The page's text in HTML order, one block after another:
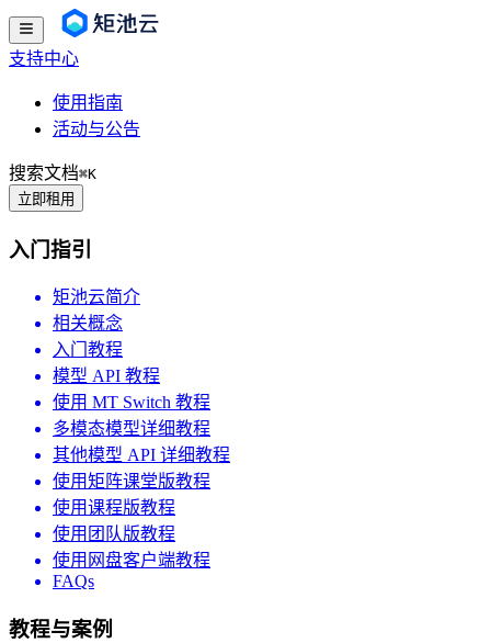
支持中心
使用指南
活动与公告
搜索文档⌘K
立即租用
入门指引
矩池云简介
相关概念
入门教程
模型 API 教程
使用 MT Switch 教程
多模态模型详细教程
其他模型 API 详细教程
使用矩阵课堂版教程
使用课程版教程
使用团队版教程
使用网盘客户端教程
FAQs
教程与案例